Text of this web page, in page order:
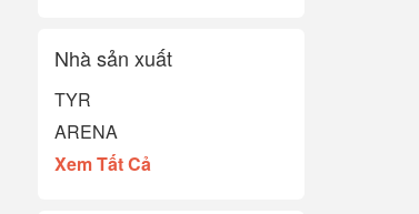
Nhà sản xuất
TYR
ARENA
Xem Tất Cả